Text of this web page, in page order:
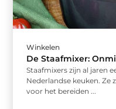
Winkelen
De Staafmixer:
Staafmixers zijn al jaren
Nederlandse keuken. Ze
voor het bereiden ...